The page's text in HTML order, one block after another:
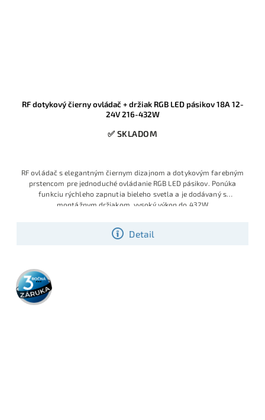
RF dotykový čierny ovládač + držiak RGB LED pásikov 18A 12-
24V 216-432W
✅ SKLADOM
Detail
RF ovládač s elegantným čiernym dizajnom a dotykovým farebným
prstencom pre jednoduché ovládanie RGB LED pásikov. Ponúka
funkciu rýchleho zapnutia bieleho svetla a je dodávaný s
montážnym držiakom, vysoký výkon do 432W
3 roky
záruka